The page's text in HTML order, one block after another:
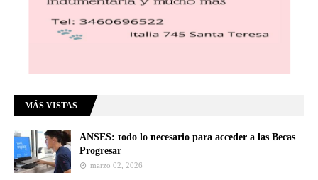
MÁS VISTAS
ANSES: todo lo necesario para acceder a las Becas
Progresar
marzo 02, 2026